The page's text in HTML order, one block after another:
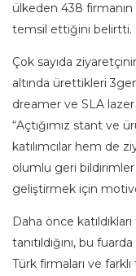
ülkeden 438 firmanın
temsil ettiğini belirtti.
Çok sayıda
altında ürettikleri
dreamer ve SLA lazer
“Açtığımız stant ve
katılımcılar hem de
olumlu geri bildirimler
geliştirmek için
Daha önce
tanıtıldığını, bu
Türk firmaları ve